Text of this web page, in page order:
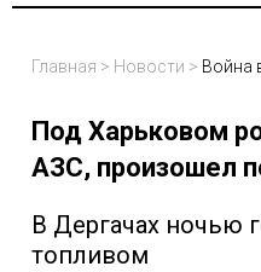
Главная > Новости > Война
Под Харьковом
АЗС, произошел
В Дергачах ночью
топливом